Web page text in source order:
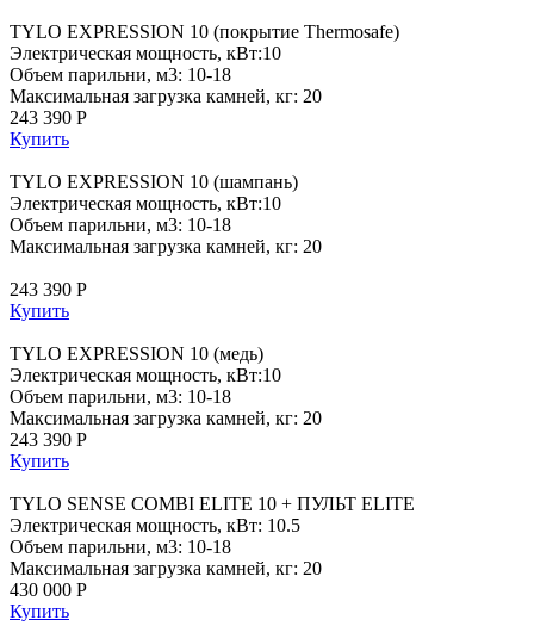
TYLO EXPRESSION 10 (покрытие Thermosafe)
Электрическая мощность, кВт:10
Объем парильни, м3: 10-18
Максимальная загрузка камней, кг: 20
243 390 Р
Купить
TYLO EXPRESSION 10 (шампань)
Электрическая мощность, кВт:10
Объем парильни, м3: 10-18
Максимальная загрузка камней, кг: 20
243 390 Р
Купить
TYLO EXPRESSION 10 (медь)
Электрическая мощность, кВт:10
Объем парильни, м3: 10-18
Максимальная загрузка камней, кг: 20
243 390 Р
Купить
TYLO SENSE COMBI ELITE 10 + ПУЛЬТ ELITE
Электрическая мощность, кВт: 10.5
Объем парильни, м3: 10-18
Максимальная загрузка камней, кг: 20
430 000 Р
Купить